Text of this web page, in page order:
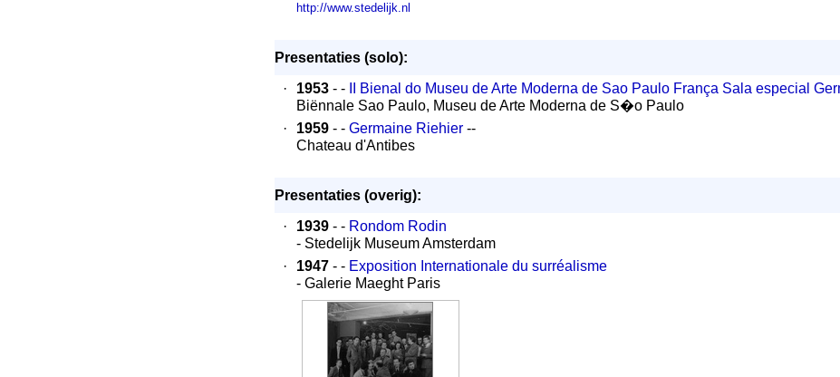
http://www.stedelijk.nl
Presentaties (solo):
·
1953- - II Bienal do Museu de Arte Moderna de Sao Paulo França Sala especial
Biënnale Sao Paulo, Museu de Arte Moderna de S�o Paulo
·
1959- - Germaine Riehier--
Chateau d'Antibes
Presentaties (overig):
·
1939- - Rondom Rodin
- Stedelijk Museum Amsterdam
·
1947- - Exposition Internationale du surréalisme
- Galerie Maeght Paris